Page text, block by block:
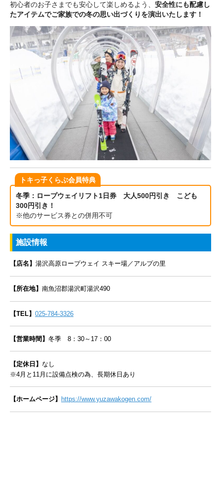
初心者のお子さまでも安心して楽しめるよう、 安全性にも配慮し
たアイテムでご家族での冬の思い出づくりを演出いたします！
トキっ子くらぶ会員特典
冬季：ロープウェイリフト1日券 大人500円引き こども
300円引き！
※他のサービス券との併用不可
施設情報
【店名】 湯沢高原ロープウェイ スキー場／アルプの里
【所在地】 南魚沼郡湯沢町湯沢490
【TEL】 025-784-3326
【営業時間】 冬季 8：30～17：00
【定休日】 なし
※4月と11月に設備点検の為、長期休日あり
【ホームページ】 https://www.yuzawakogen.com/